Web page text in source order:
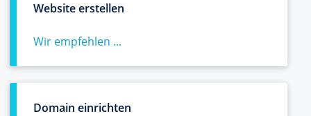
Website erstellen
Wir empfehlen ...
Domain einrichten